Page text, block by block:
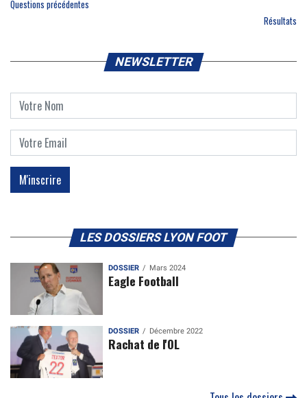
Questions précédentes
Résultats
NEWSLETTER
LES DOSSIERS LYON FOOT
DOSSIER Mars 2024
Eagle Football
DOSSIER Décembre 2022
Rachat de l'OL